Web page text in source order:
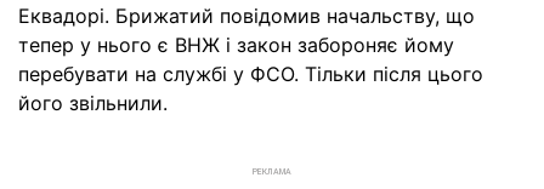
Еквадорі. Брижатий повідомив начальству, що
тепер у нього є ВНЖ і закон забороняє йому
перебувати на службі у ФСО. Тільки після цього
його звільнили.
РЕКЛАМА